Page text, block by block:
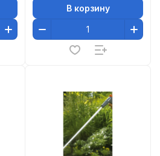
В корзину